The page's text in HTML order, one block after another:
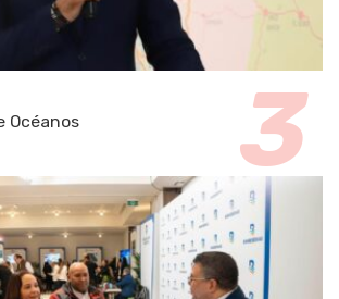
Océanos